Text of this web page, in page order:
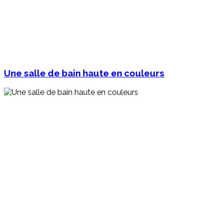
Une salle de bain haute en couleurs